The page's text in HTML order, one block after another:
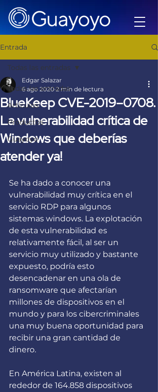
Entrada
Todas las entradas
Artículos
Productos
Guayoyo
Todas las entradas
BlueKeep CVE-2019–0708.
La vulnerabilidad crítica de
Windows que deberías
atender ya!
Edgar Salazar
6 ago 2020 2 min de lectura
Se ha dado a conocer una
vulnerabilidad muy crítica en el
servicio RDP para algunos
sistemas windows. La explotación
de esta vulnerabilidad es
relativamente fácil, al ser un
servicio muy utilizado y bastante
expuesto, podría esto
desencadenar en una ola de
ransomware que afectarían
millones de dispositivos en el
mundo y para los cibercriminales
una muy buena oportunidad para
recibir una gran cantidad de
dinero.
En América Latina, existen al
rededor de 164.858 dispositivos